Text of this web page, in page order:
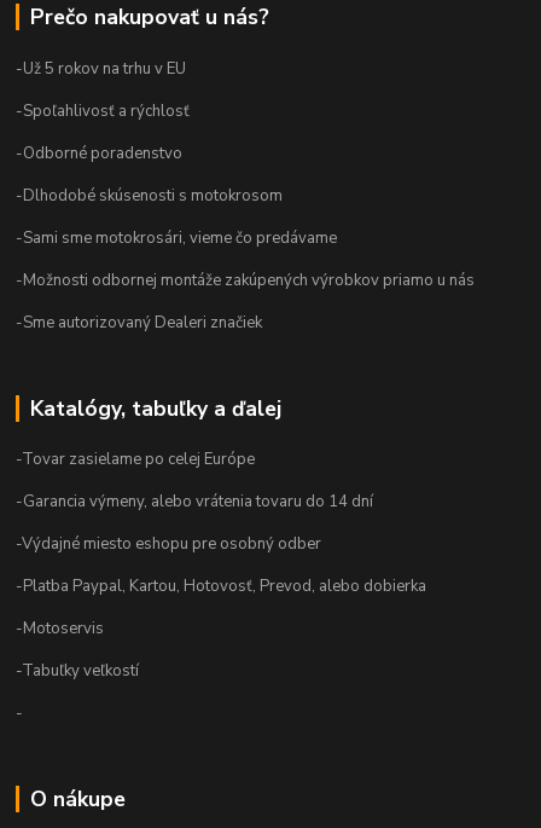
Prečo nakupovať u nás?
-Už 5 rokov na trhu v EU
-Spoľahlivosť a rýchlosť
-Odborné poradenstvo
-Dlhodobé skúsenosti s motokrosom
-Sami sme motokrosári, vieme čo predávame
-Možnosti odbornej montáže zakúpených výrobkov priamo u nás
-Sme autorizovaný Dealeri značiek
Katalógy, tabuľky a ďalej
-Tovar zasielame po celej Európe
-Garancia výmeny, alebo vrátenia tovaru do 14 dní
-Výdajné miesto eshopu pre osobný odber
-Platba Paypal, Kartou, Hotovosť, Prevod, alebo dobierka
-Motoservis
-Tabuľky veľkostí
-
O nákupe